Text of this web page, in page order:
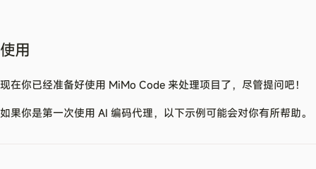
使用
现在你已经准备好使用 MiMo Code 来处理项目了，尽管提问吧！
如果你是第一次使用 AI 编码代理，以下示例可能会对你有所帮助。